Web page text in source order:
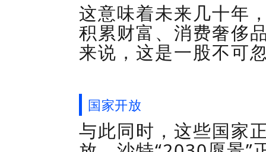
这意味着未来几十年
积累财富、消费奢侈
来说，这是一股不可
国家开放
与此同时，这些国家